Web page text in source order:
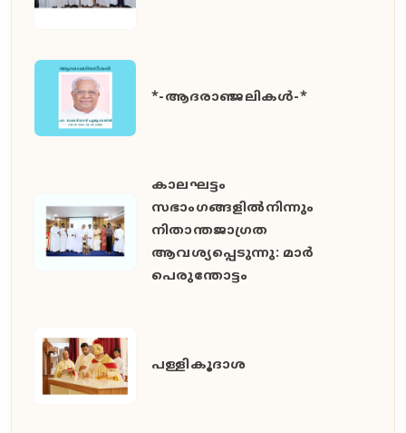
*-ആദരാഞ്ജലികൾ-*
കാലഘട്ടം
സഭാംഗങ്ങളിൽനിന്നും
നിതാന്തജാഗ്രത
ആവശ്യപ്പെടുന്നു: മാർ
പെരുന്തോട്ടം
പള്ളികൂദാശ